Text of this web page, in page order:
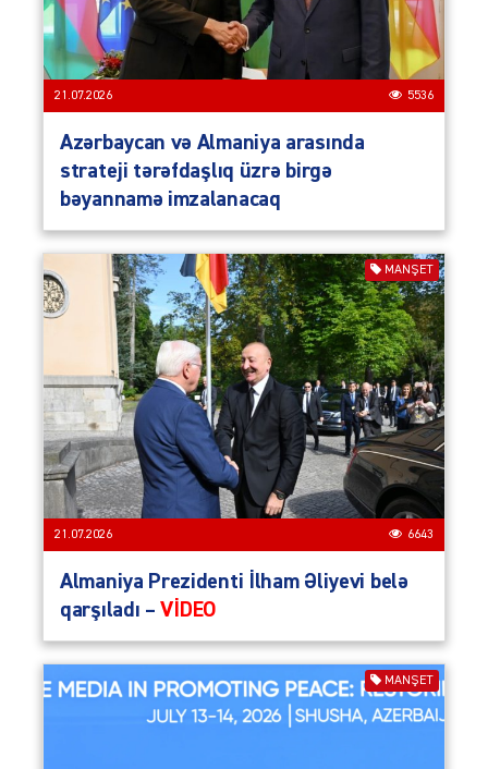
21.07.2026 5536
Azərbaycan və Almaniya arasında
strateji tərəfdaşlıq üzrə birgə
bəyannamə imzalanacaq
MANŞET
21.07.2026 6643
Almaniya Prezidenti İlham Əliyevi belə
qarşıladı –VİDEO
MANŞET